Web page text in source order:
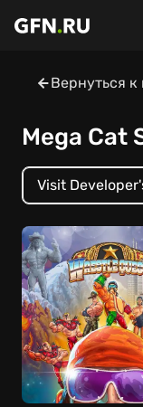
Вернуться к
Mega Cat
Visit